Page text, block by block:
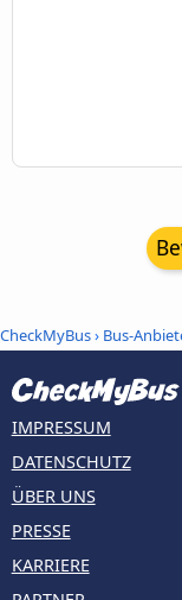
CheckMyBus› Bus-
IMPRESSUM
DATENSCHUTZ
ÜBER UNS
PRESSE
KARRIERE